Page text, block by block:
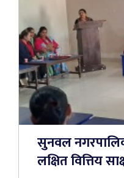
सुनवल
लक्षित वित्तिय